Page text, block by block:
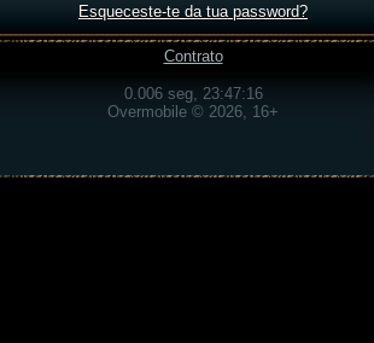
Esqueceste-te da tua password?
Contrato
0.006 seg, 23:47:16
Overmobile © 2026, 16+